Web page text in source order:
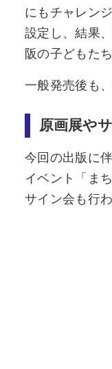
にもチャレン
設定し、結果
阪の子どもた
一般発売後も
原画展や
今回の出版に
イベント「ま
サイン会も行わ